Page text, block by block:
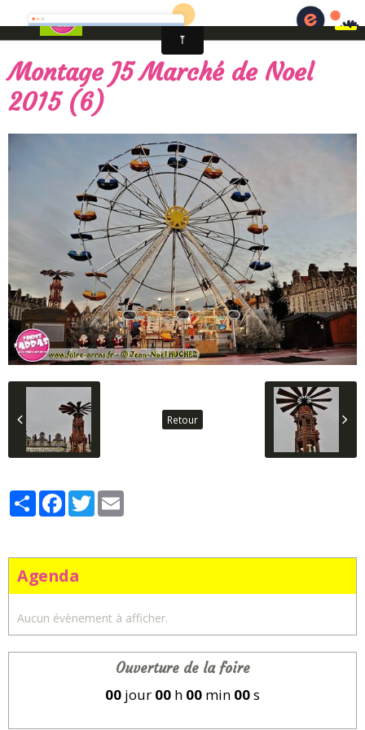
Fêtes foraines d'Arras - Artois en fêtes
Montage J5 Marché de Noel
2015 (6)
Retour
PartagerFacebook
Twitter
Agenda
Aucun évènement à afficher.
Ouverture de la foire
00 jour 00 h 00 min 00s